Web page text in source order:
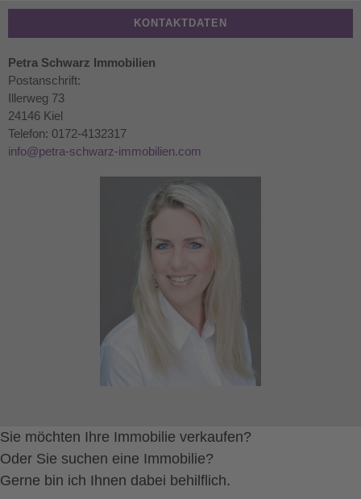
KONTAKTDATEN
Petra Schwarz Immobilien
Postanschrift:
Illerweg 73
24146 Kiel
Telefon: 0172-4132317
info@petra-schwarz-immobilien.com
Sie möchten Ihre Immobilie verkaufen?
Oder Sie suchen eine Immobilie?
Gerne bin ich Ihnen dabei behilflich.